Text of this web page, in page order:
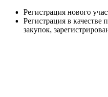
Регистрация нового
Регистрация в качестве
закупок,